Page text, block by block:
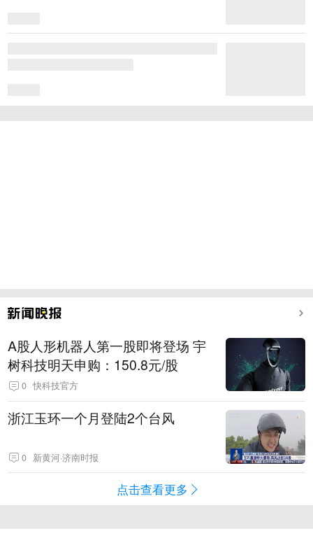
A股人形机器人第一股即将登场 宇
树科技明天申购：150.8元/股
0 快科技官方
浙江玉环一个月登陆2个台风
0 新黄河·济南时报
点击查看更多